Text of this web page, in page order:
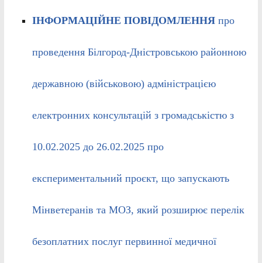
ІНФОРМАЦІЙНЕ ПОВІДОМЛЕННЯпро
проведення Білгород-Дністровською районною
державною (військовою) адміністрацією
електронних консультацій з громадськістю з
10.02.2025 до 26.02.2025 про
експериментальний проєкт, що запускають
Мінветеранів та МОЗ, який розширює перелік
безоплатних послуг первинної медичної